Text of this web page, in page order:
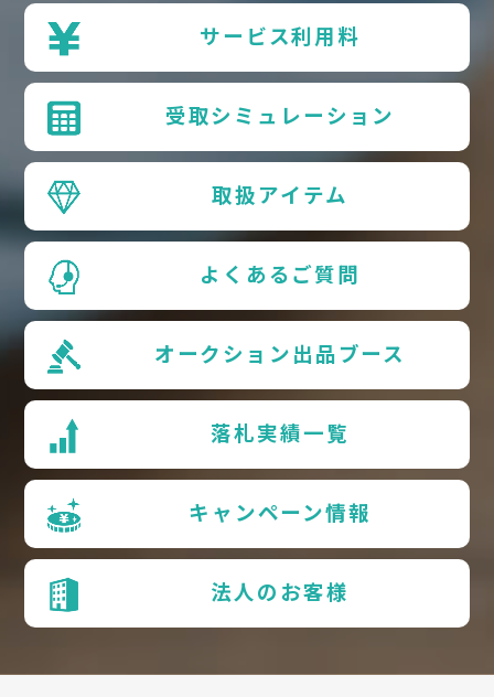
サービス利用料
受取シミュレーション
取扱アイテム
よくあるご質問
オークション出品ブース
落札実績一覧
キャンペーン情報
法人のお客様